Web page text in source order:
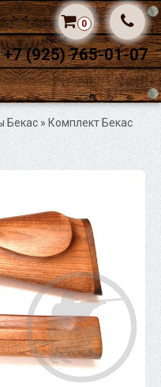
+7 (925) 765-01-07
0
Бекас » Комплект Бекас